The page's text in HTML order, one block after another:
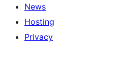
News
Hosting
Privacy